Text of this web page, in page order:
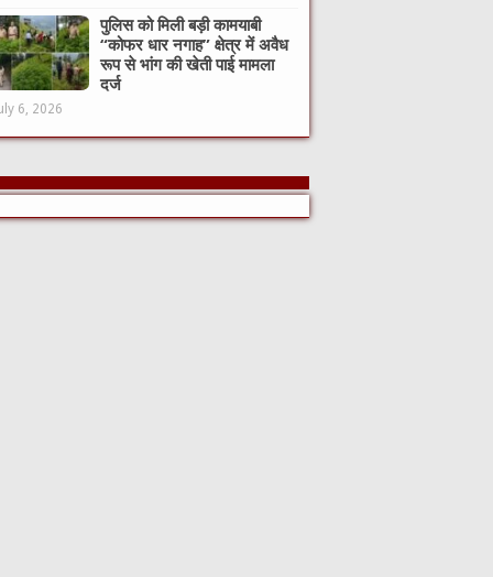
पुलिस को मिली बड़ी कामयाबी
“कोफर धार नगाह” क्षेत्र में अवैध
रूप से भांग की खेती पाई मामला
दर्ज
6, 2026